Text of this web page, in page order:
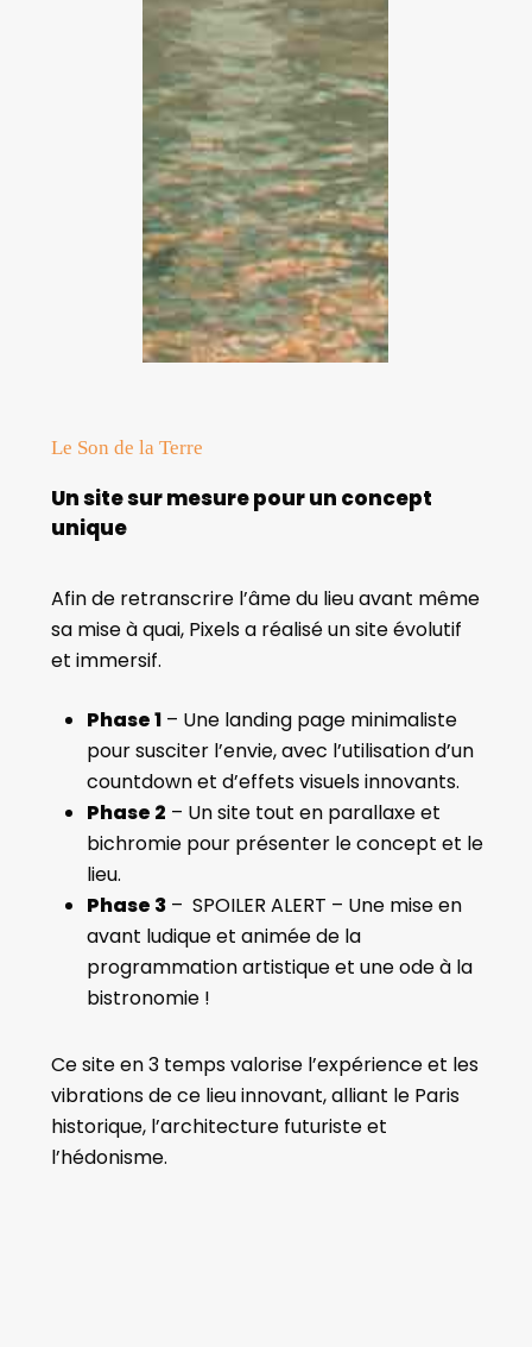
Le Son de la Terre
Un site sur mesure pour un concept
unique
Afin de retranscrire l’âme du lieu avant même
sa mise à quai, Pixels a réalisé un site évolutif
et immersif.
Phase 1– Une landing page minimaliste
pour susciter l’envie, avec l’utilisation d’un
countdown et d’effets visuels innovants.
Phase 2 – Un site tout en parallaxe et
bichromie pour présenter le concept et le
lieu.
Phase 3– SPOILER ALERT – Une mise en
avant ludique et animée de la
programmation artistique et une ode à la
bistronomie !
Ce site en 3 temps valorise l’expérience et les
vibrations de ce lieu innovant, alliant le Paris
historique, l’architecture futuriste et
l’hédonisme.